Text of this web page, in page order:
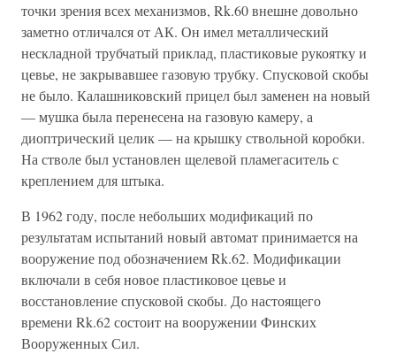
точки зрения всех механизмов, Rk.60 внешне довольно
заметно отличался от АК. Он имел металлический
нескладной трубчатый приклад, пластиковые рукоятку и
цевье, не закрывавшее газовую трубку. Спусковой скобы
не было. Калашниковский прицел был заменен на новый
— мушка была перенесена на газовую камеру, а
диоптрический целик — на крышку ствольной коробки.
На стволе был установлен щелевой пламегаситель с
креплением для штыка.
В 1962 году, после небольших модификаций по
результатам испытаний новый автомат принимается на
вооружение под обозначением Rk.62. Модификации
включали в себя новое пластиковое цевье и
восстановление спусковой скобы. До настоящего
времени Rk.62 состоит на вооружении Финских
Вооруженных Сил.